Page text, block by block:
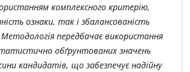
комплексного критерію,
ознаки, так і збалансованість
Методологія передбачає використання
обґрунтованих значень
кандидатів, що забезпечує надійну